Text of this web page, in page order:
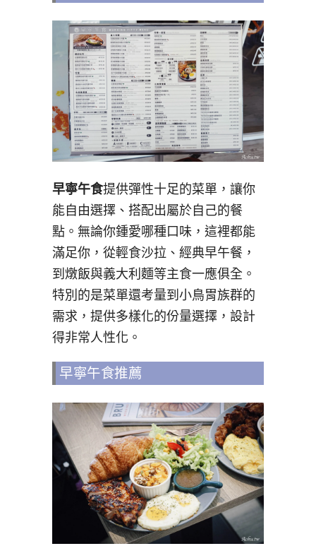
早寧午食提供彈性十足的菜單，讓你
能自由選擇、搭配出屬於自己的餐
點。無論你鍾愛哪種口味，這裡都能
滿足你，從輕食沙拉、經典早午餐，
到燉飯與義大利麵等主食一應俱全。
特別的是菜單還考量到小鳥胃族群的
需求，提供多樣化的份量選擇，設計
得非常人性化。
早寧午食推薦